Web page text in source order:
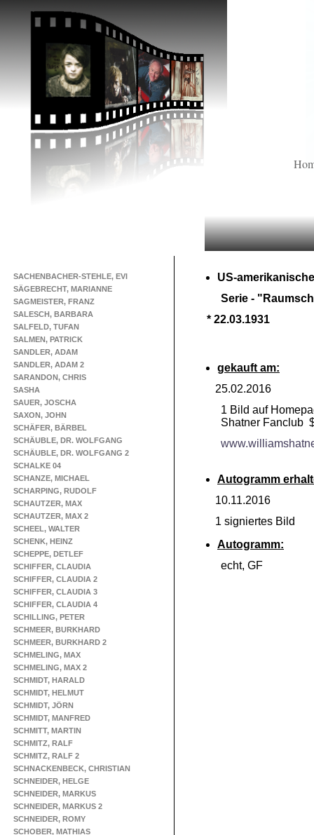
SACHENBACHER-STEHLE, EVI
SÄGEBRECHT, MARIANNE
SAGMEISTER, FRANZ
SALESCH, BARBARA
SALFELD, TUFAN
SALMEN, PATRICK
SANDLER, ADAM
SANDLER, ADAM 2
SARANDON, CHRIS
SASHA
SAUER, JOSCHA
SAXON, JOHN
SCHÄFER, BÄRBEL
SCHÄUBLE, DR. WOLFGANG
SCHÄUBLE, DR. WOLFGANG 2
SCHALKE 04
SCHANZE, MICHAEL
SCHARPING, RUDOLF
SCHAUTZER, MAX
SCHAUTZER, MAX 2
SCHEEL, WALTER
SCHENK, HEINZ
SCHEPPE, DETLEF
SCHIFFER, CLAUDIA
SCHIFFER, CLAUDIA 2
SCHIFFER, CLAUDIA 3
SCHIFFER, CLAUDIA 4
SCHILLING, PETER
SCHMEER, BURKHARD
SCHMEER, BURKHARD 2
SCHMELING, MAX
SCHMELING, MAX 2
SCHMIDT, HARALD
SCHMIDT, HELMUT
SCHMIDT, JÖRN
SCHMIDT, MANFRED
SCHMITT, MARTIN
SCHMITZ, RALF
SCHMITZ, RALF 2
SCHNACKENBECK, CHRISTIAN
SCHNEIDER, HELGE
SCHNEIDER, MARKUS
SCHNEIDER, MARKUS 2
SCHNEIDER, ROMY
SCHOBER, MATHIAS
US-
Serie -
* 22.03.1931
gekauft am:
25.02.2016
1 Bild auf
Shatner Fanclub
Autogramm
10.11.2016
1 signiertes Bild
Autogramm:
echt, GF